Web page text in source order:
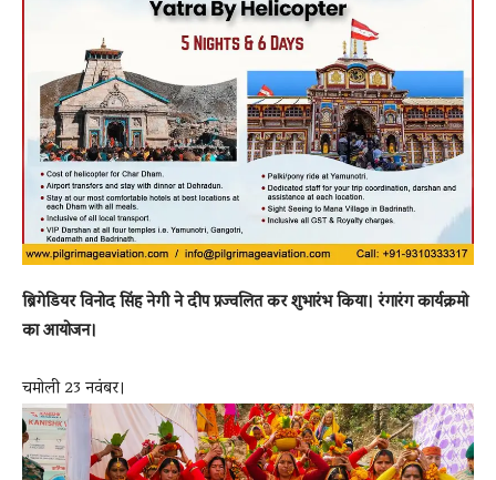
ब्रिगेडियर विनोद सिंह नेगी ने दीप प्रज्वलित कर शुभारंभ किया। रंगारंग कार्यक्रमो
का आयोजन।
चमोली 23 नवंबर।